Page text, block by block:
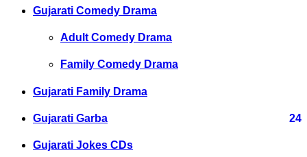
Gujarati Comedy Drama
Adult Comedy Drama
Family Comedy Drama
Gujarati Family Drama
Gujarati Garba 24
Gujarati Jokes CDs